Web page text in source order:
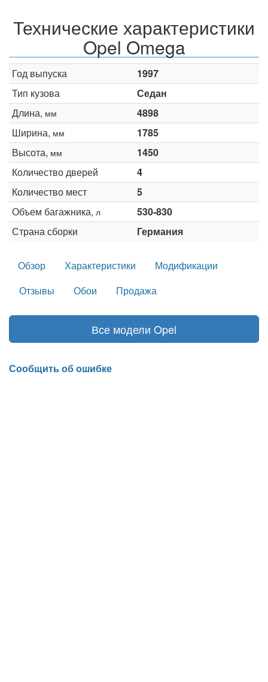
Технические характеристики
Opel Omega
Год выпуска
1997
Тип кузова
Седан
Длина, мм
4898
Ширина, мм
1785
Высота, мм
1450
Количество дверей
4
Количество мест
5
Объем багажника, л
530-830
Страна сборки
Германия
Обзор Характеристики
Модификации
Отзывы
Обои Продажа
Все модели Opel
Сообщить об ошибке